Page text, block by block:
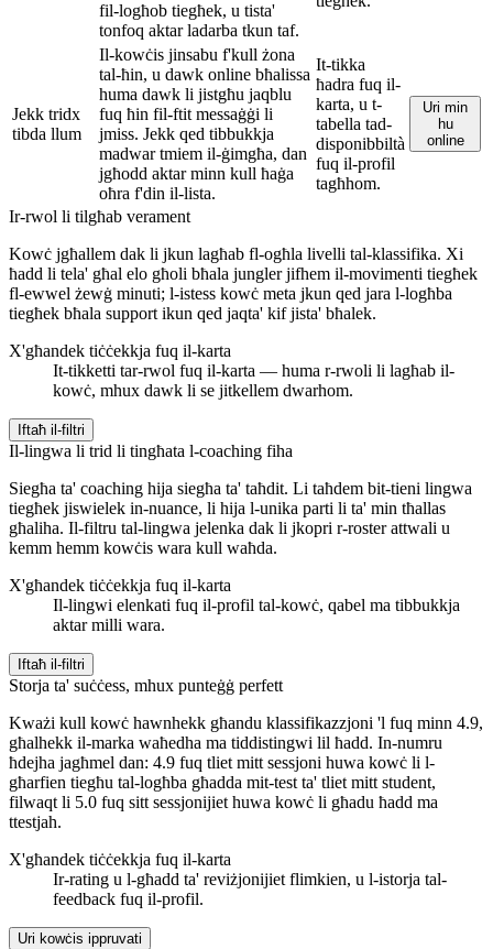
fil-logħob tiegħek, u tista'
tonfoq aktar ladarba tkun taf.
Jekk tridx
tibda llum
Il-kowċis jinsabu f'kull żona
tal-ħin, u dawk online bħalissa
huma dawk li jistgħu jaqblu
fuq ħin fil-ftit messaġġi li
jmiss. Jekk qed tibbukkja
madwar tmiem il-ġimgħa, dan
jgħodd aktar minn kull ħaġa
oħra f'din il-lista.
It-tikka
ħadra fuq il-
karta, u t-
tabella tad-
disponibbiltà
fuq il-profil
tagħhom.
Uri min
hu
online
Ir-rwol li tilgħab verament
Kowċ jgħallem dak li jkun lagħab fl-ogħla livelli tal-klassifika. Xi
ħadd li tela' għal elo għoli bħala jungler jifhem il-movimenti tiegħek
fl-ewwel żewġ minuti; l-istess kowċ meta jkun qed jara l-logħba
tiegħek bħala support ikun qed jaqta' kif jista' bħalek.
X'għandek tiċċekkja fuq il-karta
It-tikketti tar-rwol fuq il-karta — huma r-rwoli li lagħab il-
kowċ, mhux dawk li se jitkellem dwarhom.
Iftaħ il-filtri
Il-lingwa li trid li tingħata l-coaching fiha
Siegħa ta' coaching hija siegħa ta' taħdit. Li taħdem bit-tieni lingwa
tiegħek jiswielek in-nuance, li hija l-unika parti li ta' min tħallas
għaliha. Il-filtru tal-lingwa jelenka dak li jkopri r-roster attwali u
kemm hemm kowċis wara kull waħda.
X'għandek tiċċekkja fuq il-karta
Il-lingwi elenkati fuq il-profil tal-kowċ, qabel ma tibbukkja
aktar milli wara.
Iftaħ il-filtri
Storja ta' suċċess, mhux punteġġ perfett
Kważi kull kowċ hawnhekk għandu klassifikazzjoni 'l fuq minn 4.9,
għalhekk il-marka waħedha ma tiddistingwi lil ħadd. In-numru
ħdejha jagħmel dan: 4.9 fuq tliet mitt sessjoni huwa kowċ li l-
għarfien tiegħu tal-logħba għadda mit-test ta' tliet mitt student,
filwaqt li 5.0 fuq sitt sessjonijiet huwa kowċ li għadu ħadd ma
ttestjah.
X'għandek tiċċekkja fuq il-karta
Ir-rating u l-għadd ta' reviżjonijiet flimkien, u l-istorja tal-
feedback fuq il-profil.
Uri kowċis ippruvati